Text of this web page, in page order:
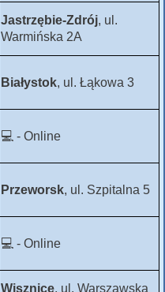
Jastrzębie-Zdrój, ul.
Warmińska 2A
Białystok, ul. Łąkowa 3
💻 - Online
Przeworsk, ul. Szpitalna 5
💻 - Online
Wisznice, ul. Warszawska